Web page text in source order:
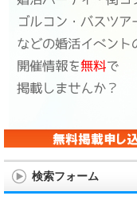
検索フォーム